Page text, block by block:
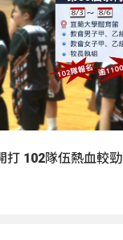
打 102隊伍熱血較勁